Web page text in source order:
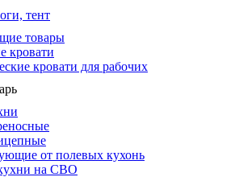
тент
товары
кровати
кровати для рабочих
от полевых кухонь
на СВО